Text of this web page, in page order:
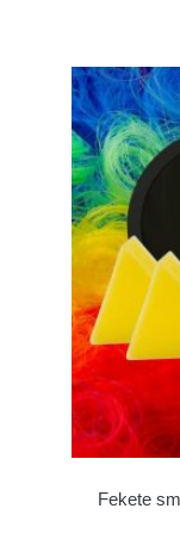
Fekete